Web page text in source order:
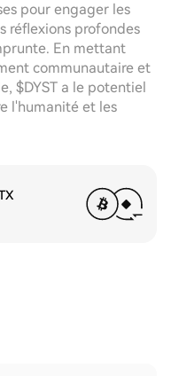
pour engager les
réflexions profondes
En mettant
communautaire et
$DYST a le potentiel
l'humanité et les